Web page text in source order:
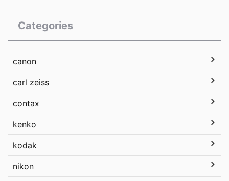
Categories
canon
carl zeiss
contax
kenko
kodak
nikon